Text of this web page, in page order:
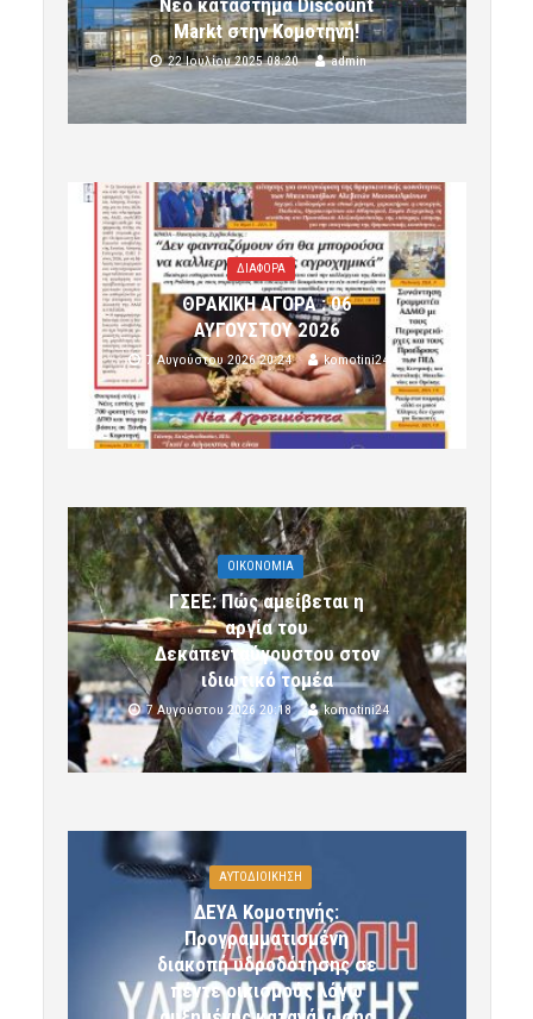
Νέο κατάστημα Discount
Markt στην Κομοτηνή!
22 Ιουλίου 2025 08:20 admin
ΔΙΑΦΟΡΑ
ΘΡΑΚΙΚΗ ΑΓΟΡΑ : 06
ΑΥΓΟΥΣΤΟΥ 2026
7 Αυγούστου 2026 20:24 komotini24
OIKONOMIA
ΓΣΕΕ: Πώς αμείβεται η
αργία του
Δεκαπενταύγουστου στον
ιδιωτικό τομέα
7 Αυγούστου 2026 20:18 komotini24
ΑΥΤΟΔΙΟΙΚΗΣΗ
ΔΕΥΑ Κομοτηνής:
Προγραμματισμένη
διακοπή υδροδότησης σε
πέντε οικισμούς λόγω